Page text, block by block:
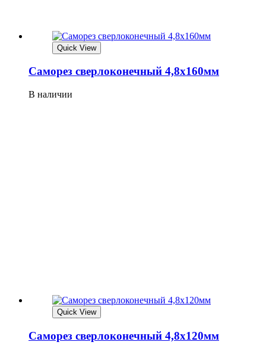
Quick View
Саморез сверлоконечный 4,8х160мм
В наличии
Quick View
Саморез сверлоконечный 4,8х120мм